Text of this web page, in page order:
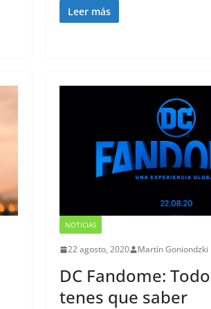
Leer más
NOTICIAS
22 agosto, 2020 Martín Goniondzki
DC Fandome:
tenes que saber